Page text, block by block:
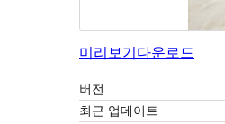
미리보기 다운로드
버전
최근 업데이트